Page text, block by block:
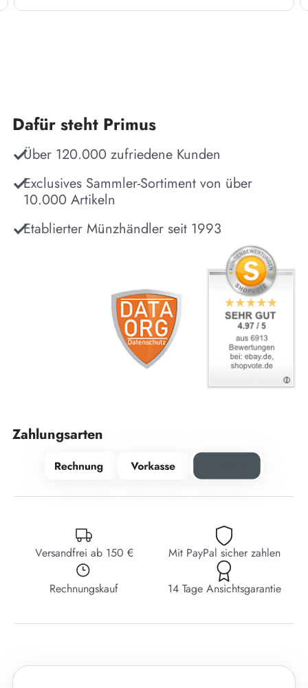
Dafür steht Primus
Über 120.000 zufriedene Kunden
Exclusives Sammler-Sortiment von über
10.000 Artikeln
Etablierter Münzhändler seit 1993
Zahlungsarten
Versandfrei ab 150 € Mit PayPal sicher zahlen
Rechnungskauf 14 Tage Ansichtsgarantie